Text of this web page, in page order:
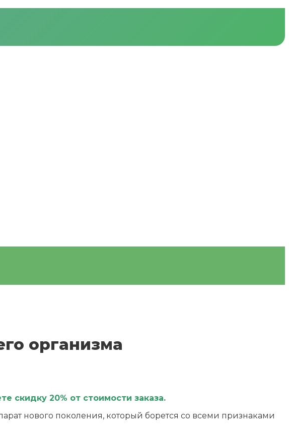
организма
скидку 20% от стоимости заказа.
нового поколения, который борется со всеми признаками